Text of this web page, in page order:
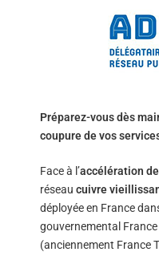
Préparez-vous dès
coupure de vos
Face à l’accélération
réseau cuivre
déployée en France
gouvernemental
(anciennement France